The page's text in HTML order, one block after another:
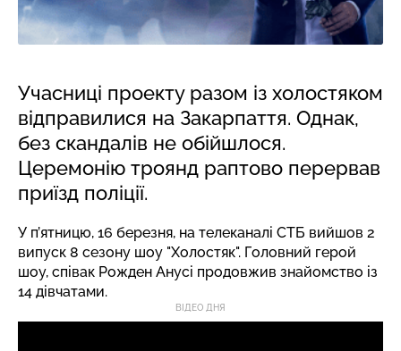
Учасниці проекту разом із холостяком
відправилися на Закарпаття. Однак,
без скандалів не обійшлося.
Церемонію троянд раптово перервав
приїзд поліції.
У п’ятницю, 16 березня, на телеканалі СТБ вийшов 2
випуск 8 сезону шоу "Холостяк". Головний герой
шоу, співак Рожден Анусі продовжив знайомство із
14 дівчатами.
ВІДЕО ДНЯ